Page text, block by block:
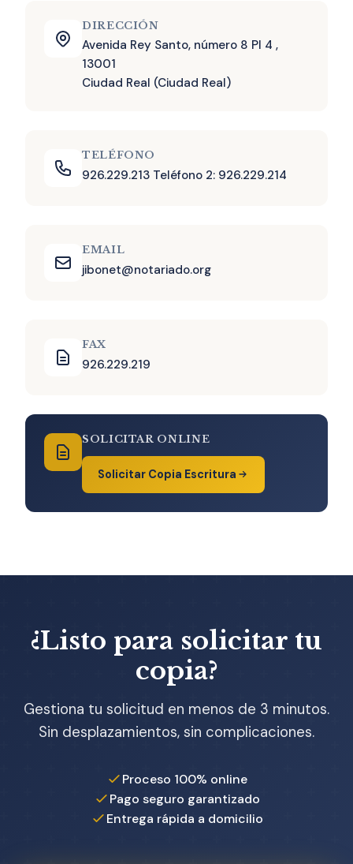
DIRECCIÓN
Avenida Rey Santo, número 8 Pl 4 ,
13001
Ciudad Real (Ciudad Real)
TELÉFONO
926.229.213 Teléfono 2: 926.229.214
EMAIL
jibonet@notariado.org
FAX
926.229.219
SOLICITAR ONLINE
Solicitar Copia Escritura
¿Listo para solicitar tu
copia?
Gestiona tu solicitud en menos de 3 minutos.
Sin desplazamientos, sin complicaciones.
Proceso 100% online
Pago seguro garantizado
Entrega rápida a domicilio